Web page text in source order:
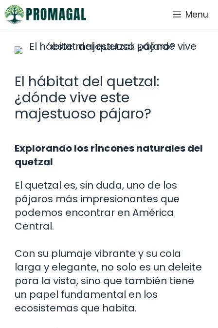
Saltar
al
Menu
El hábitat del quetzal:
¿dónde vive este
majestuoso pájaro?
Explorando los rincones naturales del
quetzal
El quetzal es, sin duda, uno de los
pájaros más impresionantes que
podemos encontrar en América
Central.
Con su plumaje vibrante y su cola
larga y elegante, no solo es un deleite
para la vista, sino que también tiene
un papel fundamental en los
ecosistemas que habita.